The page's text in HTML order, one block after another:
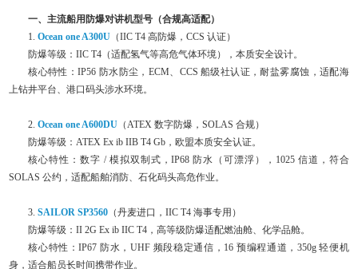
一、主流船用防爆对讲机型号（合规高适配）
1.Ocean one A300U （IIC T4 高防爆，CCS 认证）
防爆等级：IIC T4（适配氢气等高危气体环境），本质安全设计。
核心特性：IP56 防水防尘，ECM、CCS 船级社认证，耐盐雾腐蚀，适配海
上钻井平台、港口码头涉水环境。
2.Ocean one A600DU （ATEX 数字防爆，SOLAS 合规）
防爆等级：ATEX Ex ib IIB T4 Gb，欧盟本质安全认证。
核心特性：数字 / 模拟双制式，IP68 防水（可漂浮），1025 信道，符合
SOLAS 公约，适配船舶消防、石化码头高危作业。
3.SAILOR SP3560 （丹麦进口，IIC T4 海事专用）
防爆等级：II 2G Ex ib IIC T4，高等级防爆适配燃油舱、化学品舱。
核心特性：IP67 防水，UHF 频段稳定通信，16 预编程通道，350g 轻便机
身，适合船员长时间携带作业。